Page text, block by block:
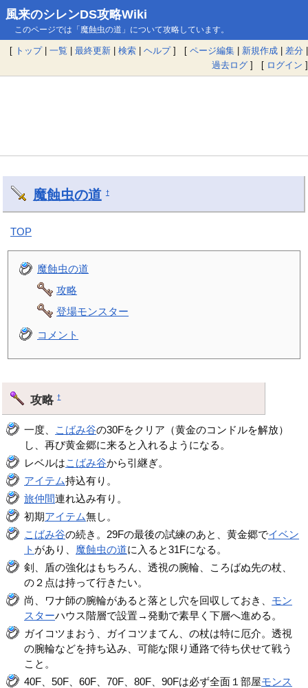
風来のシレンDS攻略Wiki
このページでは「魔蝕虫の道」について攻略しています。
[ トップ| 一覧 | 最終更新 | 検索 | ヘルプ] [ ページ編集 | 新規作成 | 差分 |
過去ログ ] [ ログイン ]
魔蝕虫の道 †
TOP
魔蝕虫の道
攻略
登場モンスター
コメント
攻略†
一度、 こばみ谷の30Fをクリア（黄金のコンドルを解放）
し、再び黄金郷に来ると入れるようになる。
レベルはこばみ谷から引継ぎ。
アイテム持込有り。
旅仲間連れ込み有り。
初期アイテム無し。
こばみ谷の続き。29Fの最後の試練のあと、黄金郷でイベン
ト があり、 魔蝕虫の道に入ると31Fになる。
剣、盾の強化はもちろん、透視の腕輪、ころばぬ先の杖、
の２点は持って行きたい。
尚、ワナ師の腕輪があると落とし穴を回収しておき、 モン
スターハウス階層で設置→発動で素早く下層へ進める。
ガイコツまおう、ガイコツまてん、の杖は特に厄介。透視
の腕輪などを持ち込み、可能な限り通路で待ち伏せて戦う
こと。
40F、50F、60F、70F、80F、90Fは必ず全面１部屋モンス